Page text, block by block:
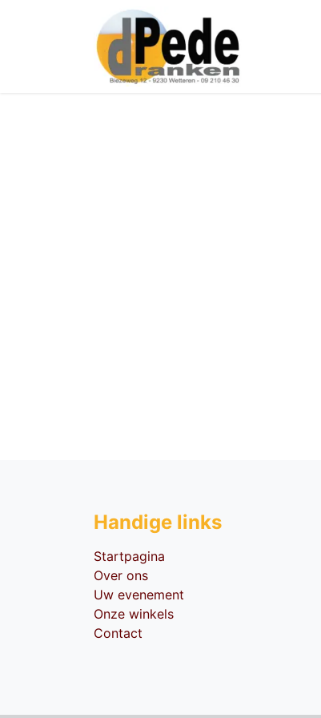
Handige li​nks
Startpagina
Over ons
Uw evenement
Onze winkels
Contact